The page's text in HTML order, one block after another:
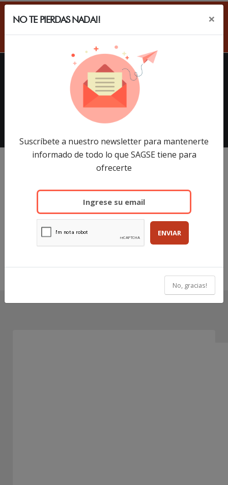
SAGSE Latam 34º Edition, 18 y
19 de Marzo de 2026
HOME EXPOSITORES
NO TE PIERDAS NADA!! ×
Suscríbete a nuestro newsletter para mantenerte
informado de todo lo que SAGSE tiene para
ofrecerte
ENVIAR
No, gracias!